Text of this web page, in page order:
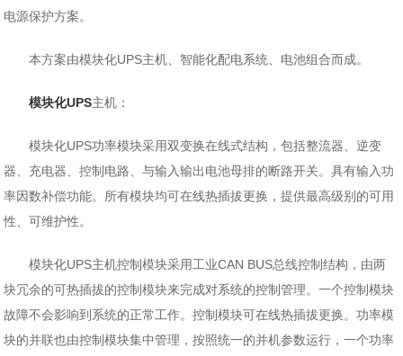
电源保护方案。
本方案由模块化UPS主机、智能化配电系统、电池组合而成。
模块化UPS主机：
模块化UPS功率模块采用双变换在线式结构，包括整流器、逆变
器、充电器、控制电路、与输入输出电池母排的断路开关。具有输入功
率因数补偿功能。所有模块均可在线热插拔更换，提供最高级别的可用
性、可维护性。
模块化UPS主机控制模块采用工业CAN BUS总线控制结构，由两
块冗余的可热插拔的控制模块来完成对系统的控制管理。一个控制模块
故障不会影响到系统的正常工作。控制模块可在线热插拔更换。功率模
块的并联也由控制模块集中管理，按照统一的并机参数运行，一个功率